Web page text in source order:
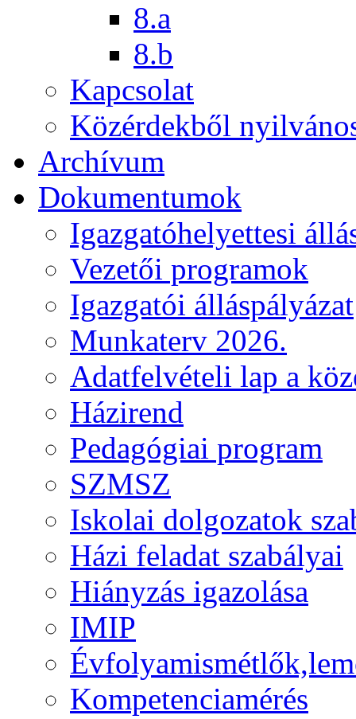
8.a
8.b
Kapcsolat
Közérdekből
Archívum
Dokumentumok
Igazgatóhelyettesi
Vezetői programok
Igazgatói álláspályázat
Munkaterv 2026.
Adatfelvételi lap a
Házirend
Pedagógiai program
SZMSZ
Iskolai dolgozatok
Házi feladat szabályai
Hiányzás igazolása
IMIP
Kompetenciamérés